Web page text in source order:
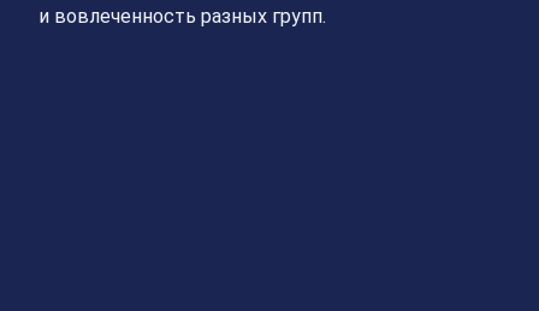
и вовлеченность разных групп.